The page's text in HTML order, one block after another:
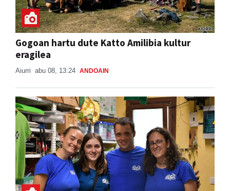
Gogoan hartu dute Katto Amilibia kultur
eragilea
Aiurri abu 08, 13:24 ANDOAIN